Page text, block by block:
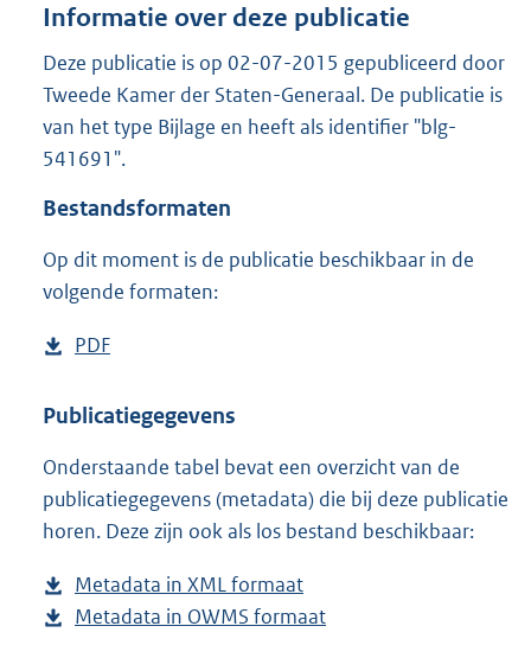
t
e
:
2
Informatie over deze publicatie
Deze publicatie is op 02-07-2015 gepubliceerd door
Tweede Kamer der Staten-Generaal. De publicatie is
van het type Bijlage en heeft als identifier "blg-
541691".
Bestandsformaten
Op dit moment is de publicatie beschikbaar in de
volgende formaten:
D
w
l
o
a
p
u
PDF
s
a
n
d
g
r
Publicatiegegevens
Onderstaande tabel bevat een overzicht van de
publicatiegegevens (metadata) die bij deze publicatie
horen. Deze zijn ook als los bestand beschikbaar:
Metadata in XML formaat
e
Metadata in OWMS formaat